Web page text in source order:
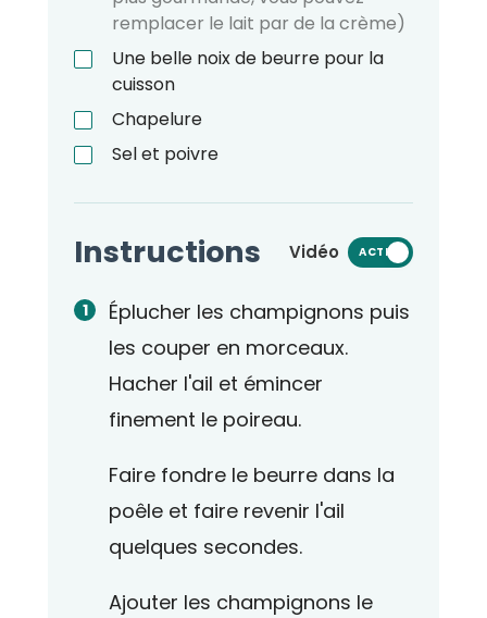
remplacer le lait par de la crème)
Une belle noix de beurre pour la
cuisson
Chapelure
Sel et poivre
Instructions Vidéo ACTIVÉ
Éplucher les champignons puis
les couper en morceaux.
Hacher l'ail et émincer
finement le poireau.
Faire fondre le beurre dans la
poêle et faire revenir l'ail
quelques secondes.
Ajouter les champignons le